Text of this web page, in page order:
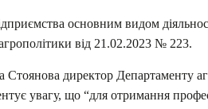
основним видом
від 21.02.2023 № 223.
Стоянова директор Департаменту
увагу, що “для отримання